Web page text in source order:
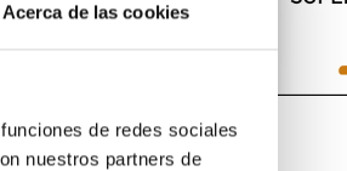
Acerca de las cookies
de redes sociales
nuestros partners de